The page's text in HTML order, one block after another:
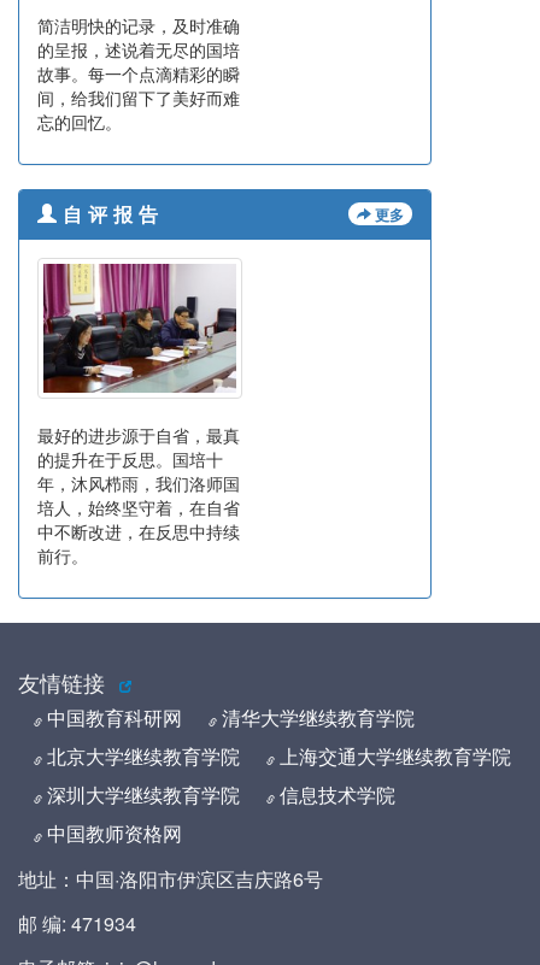
简洁明快的记录，及时准确
的呈报，述说着无尽的国培
故事。每一个点滴精彩的瞬
间，给我们留下了美好而难
忘的回忆。
自评报告 更多
最好的进步源于自省，最真
的提升在于反思。国培十
年，沐风栉雨，我们洛师国
培人，始终坚守着，在自省
中不断改进，在反思中持续
前行。
友情链接
中国教育科研网
清华大学继续教育学院
北京大学继续教育学院
上海交通大学继续教育学院
深圳大学继续教育学院
信息技术学院
中国教师资格网
地址：中国·洛阳市伊滨区吉庆路6号
邮 编: 471934